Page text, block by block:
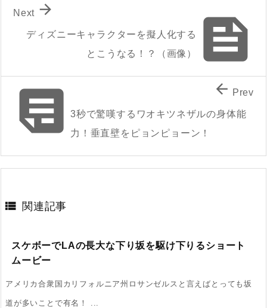

ディズニーキャラクターを擬人化する
とこうなる！？（画像）

Next
3秒で驚嘆するワオキツネザルの身体能
力！垂直壁をピョンピョーン！
 Prev
 関連記事
スケボーでLAの長大な下り坂を駆け下りるショート
ムービー
アメリカ合衆国カリフォルニア州ロサンゼルスと言えばとっても坂
道が多いことで有名！ ...